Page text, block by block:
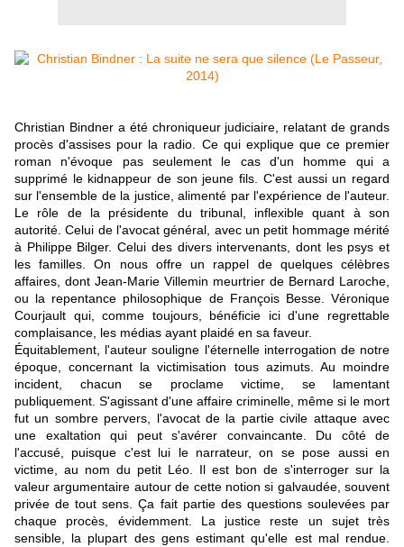
Christian Bindner a été chroniqueur judiciaire, relatant de grands
procès d'assises pour la radio. Ce qui explique que ce premier
roman n'évoque pas seulement le cas d'un homme qui a
supprimé le kidnappeur de son jeune fils. C'est aussi un regard
sur l'ensemble de la justice, alimenté par l'expérience de l'auteur.
Le rôle de la présidente du tribunal, inflexible quant à son
autorité. Celui de l'avocat général, avec un petit hommage mérité
à Philippe Bilger. Celui des divers intervenants, dont les psys et
les familles. On nous offre un rappel de quelques célèbres
affaires, dont Jean-Marie Villemin meurtrier de Bernard Laroche,
ou la repentance philosophique de François Besse. Véronique
Courjault qui, comme toujours, bénéficie ici d'une regrettable
complaisance, les médias ayant plaidé en sa faveur.
Équitablement, l'auteur souligne l'éternelle interrogation de notre
époque, concernant la victimisation tous azimuts. Au moindre
incident, chacun se proclame victime, se lamentant
publiquement. S'agissant d'une affaire criminelle, même si le mort
fut un sombre pervers, l'avocat de la partie civile attaque avec
une exaltation qui peut s'avérer convaincante. Du côté de
l'accusé, puisque c'est lui le narrateur, on se pose aussi en
victime, au nom du petit Léo. Il est bon de s'interroger sur la
valeur argumentaire autour de cette notion si galvaudée, souvent
privée de tout sens. Ça fait partie des questions soulevées par
chaque procès, évidemment. La justice reste un sujet très
sensible, la plupart des gens estimant qu'elle est mal rendue.